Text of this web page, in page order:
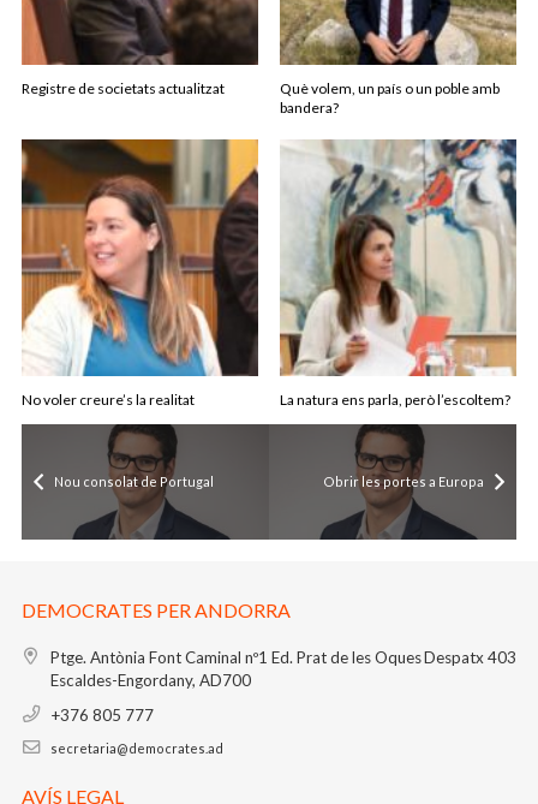
Registre de societats actualitzat
Què volem, un país o un poble amb
bandera?
No voler creure’s la realitat La natura ens parla, però l’escoltem?
Nou consolat de Portugal Obrir les portes a Europa
DEMOCRATES PER ANDORRA
Ptge. Antònia Font Caminal nº1 Ed. Prat de les OquesDespatx 403
Escaldes-Engordany, AD700
+376 805 777
secretaria@democrates.ad
AVÍS LEGAL